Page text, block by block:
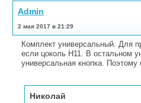
Admin
2 мая 2017 в 21:29
Комплект универсальный. Для
если цоколь H11. В остальном
универсальная кнопка. Поэтому
Николай